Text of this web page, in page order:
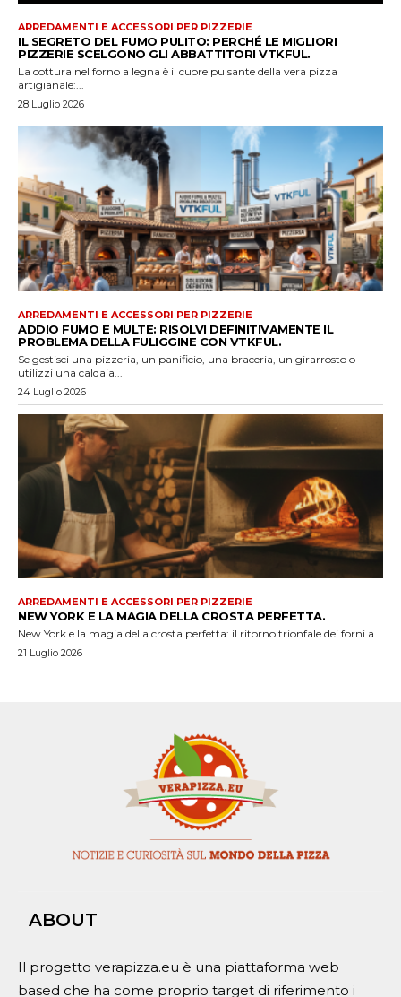
ARREDAMENTI E ACCESSORI PER PIZZERIE
IL SEGRETO DEL FUMO PULITO: PERCHÉ LE MIGLIORI
PIZZERIE SCELGONO GLI ABBATTITORI VTKFUL.
La cottura nel forno a legna è il cuore pulsante della vera pizza
artigianale:...
28 Luglio 2026
ARREDAMENTI E ACCESSORI PER PIZZERIE
ADDIO FUMO E MULTE: RISOLVI DEFINITIVAMENTE IL
PROBLEMA DELLA FULIGGINE CON VTKFUL.
Se gestisci una pizzeria, un panificio, una braceria, un girarrosto o
utilizzi una caldaia...
24 Luglio 2026
ARREDAMENTI E ACCESSORI PER PIZZERIE
NEW YORK E LA MAGIA DELLA CROSTA PERFETTA.
New York e la magia della crosta perfetta: il ritorno trionfale dei forni a...
21 Luglio 2026
ABOUT
Il progetto verapizza.eu è una piattaforma web
based che ha come proprio target di riferimento i